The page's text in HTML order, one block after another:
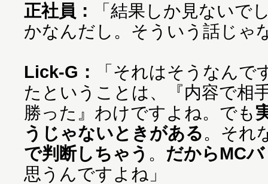
正社員：
「結果しか見ない
かなんだし。そういう話じゃ
Lick-G：
「それはそうなん
たということは、『内容で相
勝った』わけですよね。でも
うじゃないときがある。それ
で判断しちゃう 。 だからMC
思うんですよね」